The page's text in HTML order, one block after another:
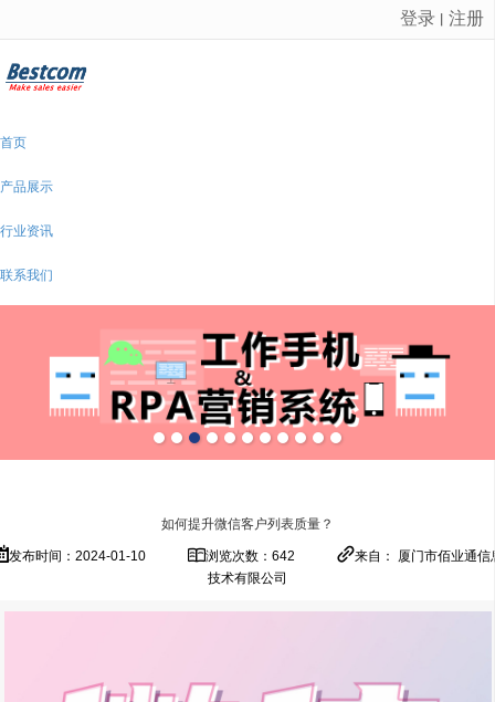
很遗憾，因您的浏览器版本过低导致无法获得最佳浏览体验，推荐下载安装谷歌浏览器！
登录 注册
首页
产品展示
行业资讯
联系我们
如何提升微信客户列表质量？
发布时间：2024-01-10 浏览次数：642
来自： 厦门市佰业通信
技术有限公司